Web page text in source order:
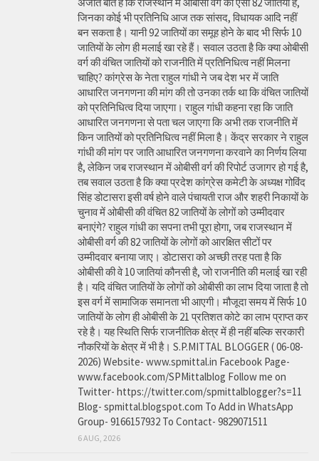
जिनका कोई भी प्रतिनिधि आज तक सांसद, विधायक आदि नहीं
बन सकता है। यानी 92 जातियों का समूह होने के बाद भी सिर्फ 10
जातियों के लोग ही मलाई खा रहे हैं। सवाल उठता है कि क्या ओबीसी
वर्ग की वंचित जातियों को राजनीति में प्रतिनिधित्व नहीं मिलना
चाहिए? कांग्रेस के नेता राहुल गांधी ने जब देश भर में जाति
आधारित जनगणना की मांग की तो उनका तर्क था कि वंचित जातियों
को प्रतिनिधित्व दिया जाएगा। राहुल गांधी कहना रहा कि जाति
आधारित जनगणना से पता चल जाएगा कि अभी तक राजनीति में
किन जातियों को प्रतिनिधित्व नहीं मिला है। केंद्र सरकार ने राहुल
गांधी की मांग पर जाति आधारित जनगणना करवाने का निर्णय लिया
है, लेकिन जब राजस्थान में ओबीसी वर्ग की रिपोर्ट उजागर हो गई है,
तब सवाल उठता है कि क्या प्रदेश कांग्रेस कमेटी के अध्यक्ष गोविंद
सिंह डोटासरा इसी वर्ष होने वाले पंचायती राज और शहरी निकायों के
चुनाव में ओबीसी की वंचित 82 जातियों के लोगों को उम्मीदवार
बनाएंगे? राहुल गांधी का सपना तभी पूरा होगा, जब राजस्थान में
ओबीसी वर्ग की 82 जातियों के लोगों को आरक्षित सीटों पर
उम्मीदवार बनाया जाए। डोटासरा को अच्छी तरह पता है कि
ओबीसी की वे 10 जातियां कौनसी है, जो राजनीति की मलाई खा रही
है। यदि वंचित जातियों के लोगों को ओबीसी का लाभ दिया जाता है तो
इस वर्ग में सामाजिक समानता भी आएगी। मौजूदा समय में सिर्फ 10
जातियों के लोग ही ओबीसी के 21 प्रतिशत कोटे का लाभ प्राप्त कर
रहे है। यह स्थिति सिर्फ राजनीतिक क्षेत्र में ही नहीं बल्कि सरकारी
नौकरियों के क्षेत्र में भी है। S.P.MITTAL BLOGGER ( 06-08-
2026) Website- www.spmittal.in Facebook Page-
www.facebook.com/SPMittalblog Follow me on
Twitter- https://twitter.com/spmittalblogger?s=11
Blog- spmittal.blogspot.com To Add in WhatsApp
Group- 9166157932 To Contact- 9829071511
6 AUG, 2026